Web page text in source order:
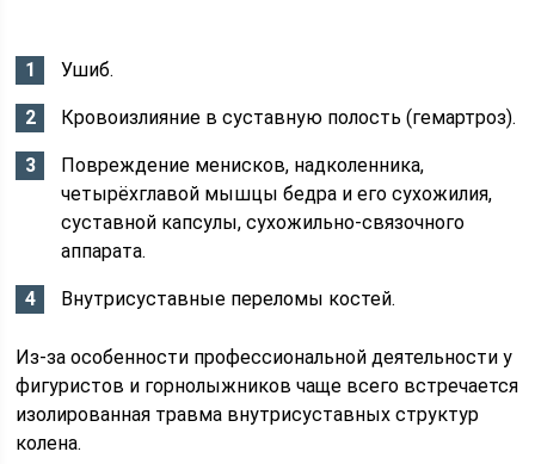
Ушиб.
Кровоизлияние в суставную полость (гемартроз).
Повреждение менисков, надколенника,
четырёхглавой мышцы бедра и его сухожилия,
суставной капсулы, сухожильно-связочного
аппарата.
Внутрисуставные переломы костей.
Из-за особенности профессиональной деятельности у
фигуристов и горнолыжников чаще всего встречается
изолированная травма внутрисуставных структур
колена.